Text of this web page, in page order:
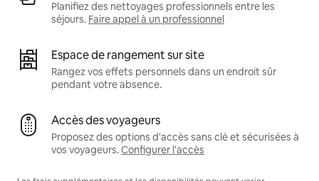
Planifiez des nettoyages professionnels entre les
séjours. Faire appel à un professionnel
Espace de rangement sur site
Rangez vos effets personnels dans un endroit sûr
pendant votre absence.
Accès des voyageurs
Proposez des options d'accès sans clé et sécurisées à
vos voyageurs.Configurer l'accès